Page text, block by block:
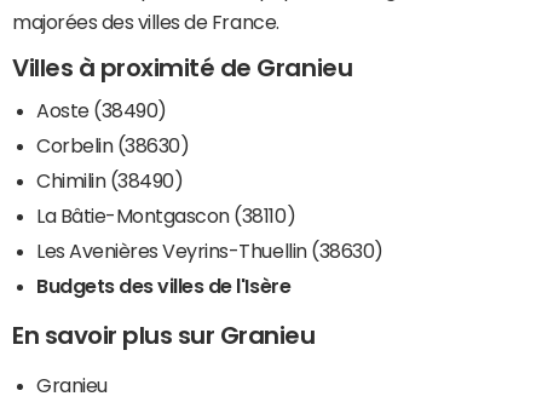
majorées des villes de France.
Villes à proximité de Granieu
Aoste (38490)
Corbelin (38630)
Chimilin (38490)
La Bâtie-Montgascon (38110)
Les Avenières Veyrins-Thuellin (38630)
Budgets des villes de l'Isère
En savoir plus sur Granieu
Granieu